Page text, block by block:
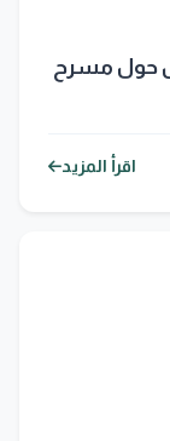
حول مسرح
اقرأ المزيد